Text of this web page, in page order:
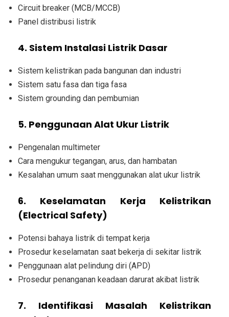
Circuit breaker (MCB/MCCB)
Panel distribusi listrik
4. Sistem Instalasi Listrik Dasar
Sistem kelistrikan pada bangunan dan industri
Sistem satu fasa dan tiga fasa
Sistem grounding dan pembumian
5. Penggunaan Alat Ukur Listrik
Pengenalan multimeter
Cara mengukur tegangan, arus, dan hambatan
Kesalahan umum saat menggunakan alat ukur listrik
6. Keselamatan Kerja Kelistrikan
(Electrical Safety)
Potensi bahaya listrik di tempat kerja
Prosedur keselamatan saat bekerja di sekitar listrik
Penggunaan alat pelindung diri (APD)
Prosedur penanganan keadaan darurat akibat listrik
7. Identifikasi Masalah Kelistrikan